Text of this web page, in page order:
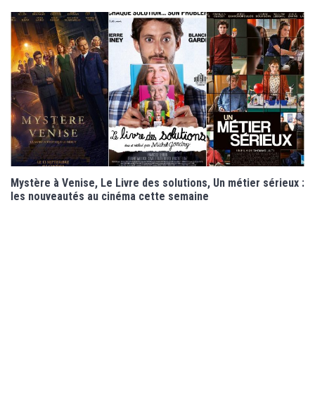
Mystère à Venise, Le Livre des solutions, Un métier sérieux :
les nouveautés au cinéma cette semaine